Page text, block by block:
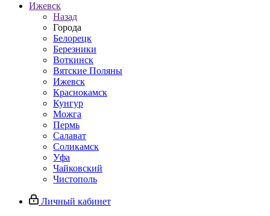
Ижевск
Назад
Города
Белорецк
Березники
Воткинск
Вятские Поляны
Ижевск
Краснокамск
Кунгур
Можга
Пермь
Салават
Соликамск
Уфа
Чайковский
Чистополь
Личный кабинет